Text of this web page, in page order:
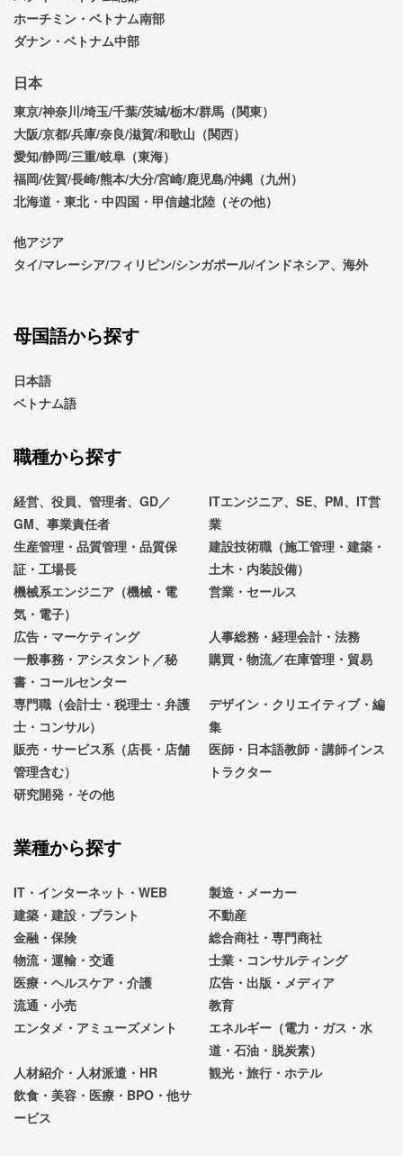
ホーチミン・ベトナム南部
ダナン・ベトナム中部
日本
東京/神奈川/埼玉/千葉/茨城/栃木/群馬（関東）
大阪/京都/兵庫/奈良/滋賀/和歌山（関西）
愛知/静岡/三重/岐阜（東海）
福岡/佐賀/長崎/熊本/大分/宮崎/鹿児島/沖縄（九州）
北海道・東北・中四国・甲信越北陸（その他）
他アジア
タイ/マレーシア/フィリピン/シンガポール/インドネシア、海外
母国語から探す
日本語
ベトナム語
職種から探す
経営、役員、管理者、GD／
GM、事業責任者
ITエンジニア、SE、PM、IT営
業
生産管理・品質管理・品質保
証・工場長
建設技術職（施工管理・建築・
土木・内装設備）
機械系エンジニア（機械・電
気・電子）
営業・セールス
広告・マーケティング
人事総務・経理会計・法務
一般事務・アシスタント／秘
書・コールセンター
購買・物流／在庫管理・貿易
専門職（会計士・税理士・弁護
士・コンサル）
デザイン・クリエイティブ・編
集
販売・サービス系（店長・店舗
管理含む）
医師・日本語教師・講師インス
トラクター
研究開発・その他
業種から探す
IT・インターネット・WEB
製造・メーカー
建築・建設・プラント
不動産
金融・保険
総合商社・専門商社
物流・運輸・交通
士業・コンサルティング
医療・ヘルスケア・介護
広告・出版・メディア
流通・小売
教育
エンタメ・アミューズメント
エネルギー（電力・ガス・水
道・石油・脱炭素）
人材紹介・人材派遣・HR
観光・旅行・ホテル
飲食・美容・医療・BPO・他サ
ービス